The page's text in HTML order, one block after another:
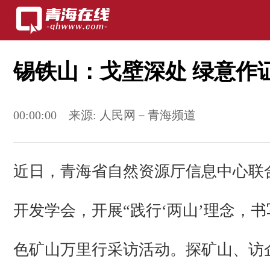
锡铁山：戈壁深处 绿意作
00:00:00 来源: 人民网－青海频道
近日，青海省自然资源厅信息中心联
开发学会，开展“践行‘两山’理念，
色矿山万里行采访活动。探矿山、